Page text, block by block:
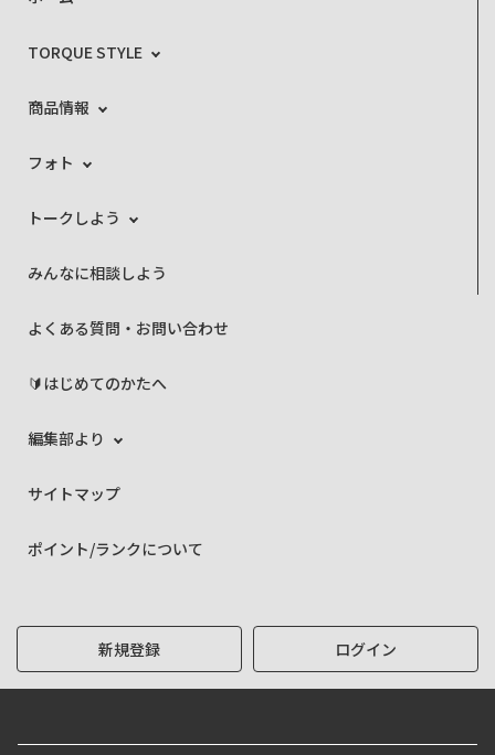
TORQUE STYLE
商品情報
フォト
トークしよう
みんなに相談しよう
よくある質問・お問い合わせ
🔰はじめてのかたへ
編集部より
サイトマップ
ポイント/ランクについて
新規登録 ログイン